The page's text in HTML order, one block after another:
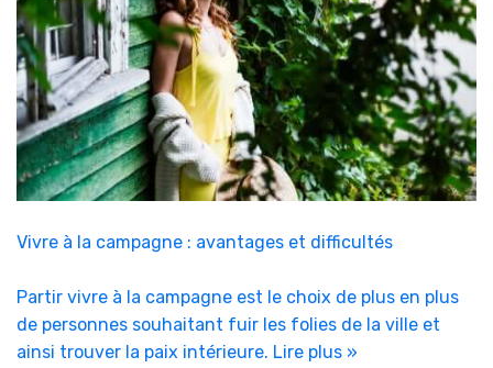
Vivre à la campagne : avantages et difficultés
Partir vivre à la campagne est le choix de plus en plus
de personnes souhaitant fuir les folies de la ville et
ainsi trouver la paix intérieure. Lire plus »